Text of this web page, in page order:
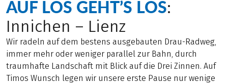
AUF LOS GEHT’S LOS:
Innichen – Lienz
Wir radeln auf dem bestens ausgebauten Drau-Radweg,
immer mehr oder weniger parallel zur Bahn, durch
traumhafte Landschaft mit Blick auf die Drei Zinnen. Auf
Timos Wunsch legen wir unsere erste Pause nur wenige